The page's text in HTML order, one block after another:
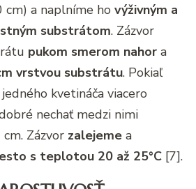
cm) a naplníme ho výživným a
substrátom. Zázvor
pukom smerom nahor a
vrstvou substrátu. Pokiaľ
kvetináča viacero
nechať medzi nimi
Zázvor zalejeme a
s teplotou 20 až 25°C [7].